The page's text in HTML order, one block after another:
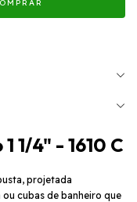
1/4" - 1610 C
projetada
cubas de banheiro que